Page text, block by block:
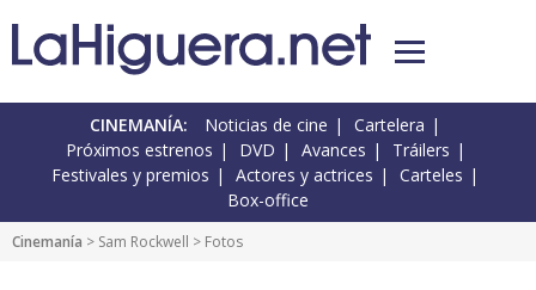
CINEMANÍA: Noticias de cine
Cartelera
Próximos estrenos
DVD Avances
Tráilers
Festivales y premios
Actores y actrices
Carteles
Box-office
Cinemanía > Sam Rockwell > Fotos